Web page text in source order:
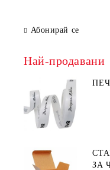
Абонирай се
Най-продавани
ЗА